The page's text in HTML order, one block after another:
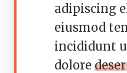
adipiscing
eiusmod
incididunt
dolore